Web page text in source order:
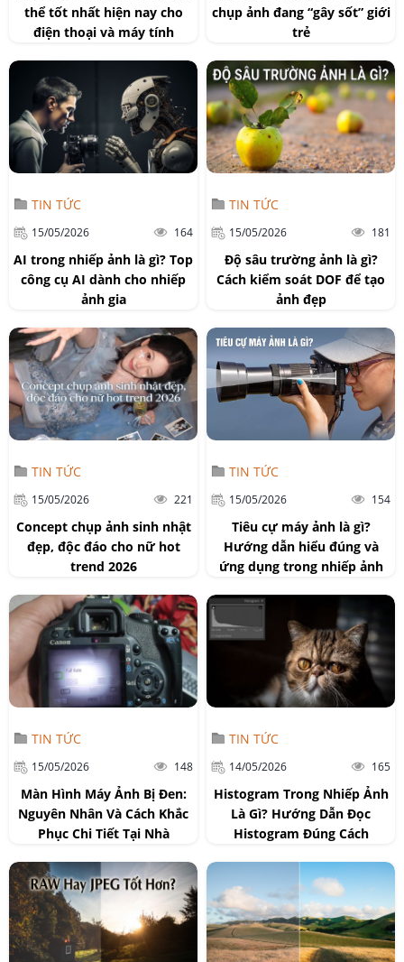
thể tốt nhất hiện nay cho
điện thoại và máy tính
chụp ảnh đang “gây sốt” giới
trẻ
TIN TỨC
15/05/2026 164
AI trong nhiếp ảnh là gì? Top
công cụ AI dành cho nhiếp
ảnh gia
TIN TỨC
15/05/2026 181
Độ sâu trường ảnh là gì?
Cách kiểm soát DOF để tạo
ảnh đẹp
TIN TỨC
15/05/2026 221
Concept chụp ảnh sinh nhật
đẹp, độc đáo cho nữ hot
trend 2026
TIN TỨC
15/05/2026 154
Tiêu cự máy ảnh là gì?
Hướng dẫn hiểu đúng và
ứng dụng trong nhiếp ảnh
TIN TỨC
15/05/2026 148
Màn Hình Máy Ảnh Bị Đen:
Nguyên Nhân Và Cách Khắc
Phục Chi Tiết Tại Nhà
TIN TỨC
14/05/2026 165
Histogram Trong Nhiếp Ảnh
Là Gì? Hướng Dẫn Đọc
Histogram Đúng Cách